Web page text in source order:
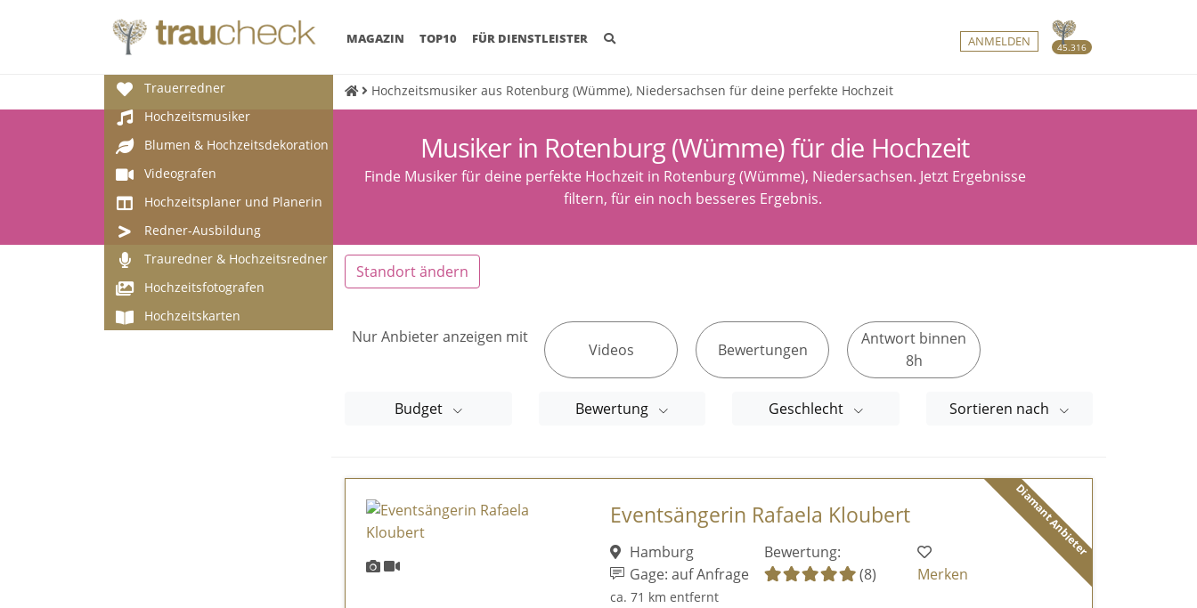
45.316
MAGAZIN (CURRENT)
TOP10 FÜR DIENSTLEISTER ANMELDEN
Trauerredner
Hochzeitsmusiker
Blumen & Hochzeitsdekoration
Videografen
Hochzeitsplaner und Planerin
Redner-Ausbildung
Trauredner & Hochzeitsredner
Hochzeitsfotografen
Hochzeitskarten
Hochzeitsmusiker aus Rotenburg (Wümme), Niedersachsen für deine perfekte Hochzeit
Musiker in Rotenburg (Wümme) für die Hochzeit
Finde Musiker für deine perfekte Hochzeit in Rotenburg (Wümme), Niedersachsen. Jetzt Ergebnisse
filtern, für ein noch besseres Ergebnis.
Standort ändern
Nur Anbieter anzeigen mit
Videos Bewertungen
Antwort binnen
8h
Budget Bewertung Geschlecht Sortieren nach
Diamant Anbieter
Eventsängerin Rafaela Kloubert
Hamburg
Gage: auf Anfrage
ca. 71 km entfernt
Bewertung:
(8)
Merken